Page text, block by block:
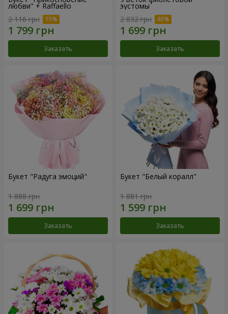
любви" + Raffaello
2 116 грн
Заказать
эустомы
2 832 грн
Заказать
Букет "Радуга эмоций"
1 888 грн
Заказать
Букет "Белый коралл"
1 881 грн
Заказать